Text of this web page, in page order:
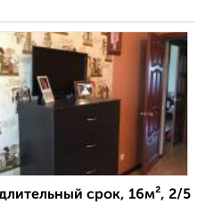
срок, 16м², 2/5